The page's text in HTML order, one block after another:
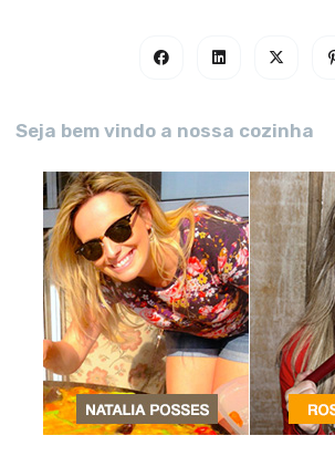
Seja bem vindo a nossa cozinha